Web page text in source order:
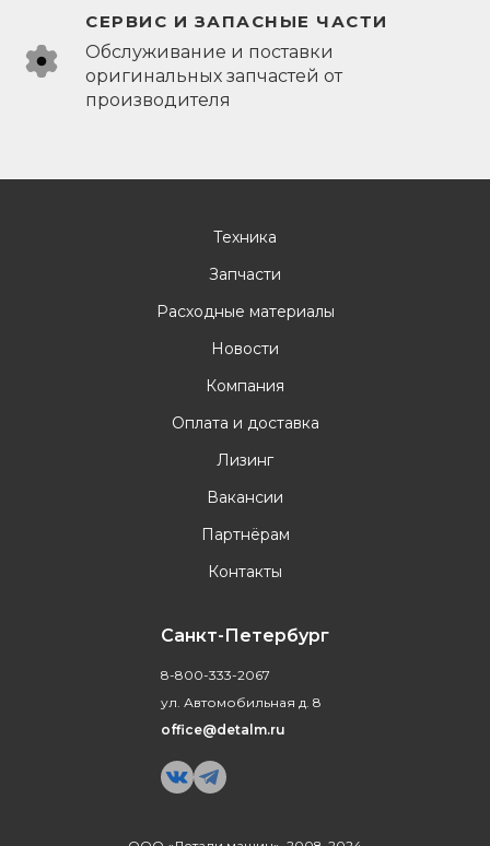
СЕРВИС И ЗАПАСНЫЕ ЧАСТИ
Обслуживание и поставки
оригинальных запчастей от
производителя
Техника
Запчасти
Расходные материалы
Новости
Компания
Оплата и доставка
Лизинг
Вакансии
Партнёрам
Контакты
Санкт-Петербург
8-800-333-2067
ул. Автомобильная д. 8
office@detalm.ru